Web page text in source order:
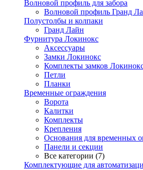
Волновой профиль для забора
Волновой профиль Гранд
Полустолбы и колпаки
Гранд Лайн
Фурнитура Локинокс
Аксессуары
Замки Локинокс
Комплекты замков
Петли
Планки
Временные ограждения
Ворота
Калитки
Комплекты
Крепления
Основания для временных
Панели и секции
Все категории (7)
Комплектующие для